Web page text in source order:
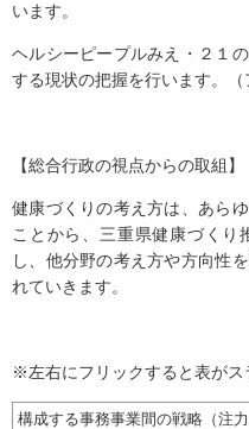
います。
ヘルシーピープルみえ・２１
する現状の把握を行います。（
【総合行政の視点からの取組】
健康づくりの考え方は、あら
ことから、三重県健康づくり
し、他分野の考え方や方向性
れていきます。
※左右にフリックすると表がス
構成する事務事業間の戦略（注力